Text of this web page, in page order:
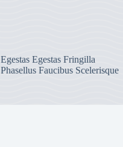
Egestas Egestas Fringilla
Phasellus Faucibus Scelerisque